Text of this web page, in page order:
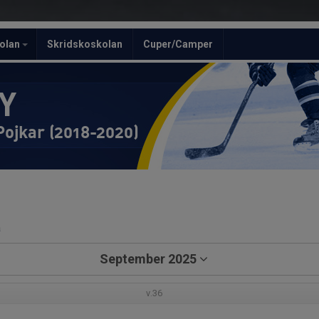
Skridskoskolan Cuper/Camper
(2018-2020)
September 2025
v.36